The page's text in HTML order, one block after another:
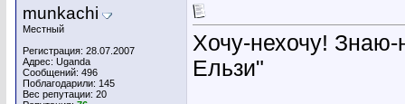
munkachi
Местный
Регистрация: 28.07.2007
Адрес: Uganda
Сообщений: 496
Поблагодарили: 145
Вес репутации: 20
Хочу-нехочу!
Ельзи"